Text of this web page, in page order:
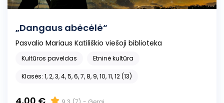
„Dangaus abėcėlė“
Pasvalio Mariaus Katiliškio viešoji biblioteka
Kultūros paveldas Etninė kultūra
Klasės: 1, 2, 3, 4, 5, 6, 7, 8, 9, 10, 11, 12 (13)